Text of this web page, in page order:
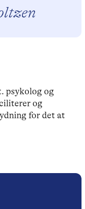
psykolog og
og
for det at